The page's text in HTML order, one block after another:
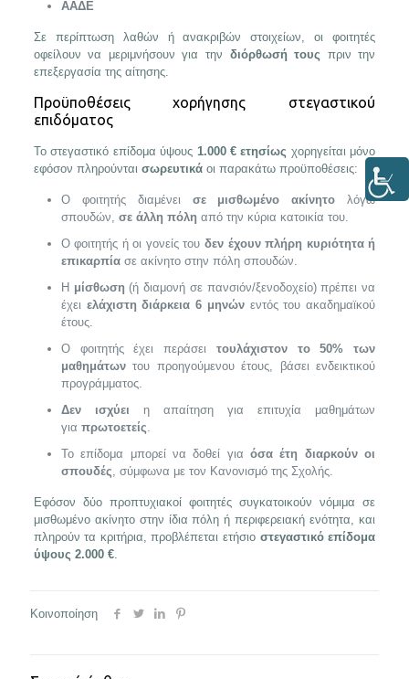
ΑΑΔΕ
Σε περίπτωση λαθών ή ανακριβών στοιχείων, οι φοιτητές
οφείλουν να μεριμνήσουν για την διόρθωσή τους πριν την
επεξεργασία της αίτησης.
Προϋποθέσεις χορήγησης στεγαστικού
επιδόματος
Το στεγαστικό επίδομα ύψους 1.000 € ετησίως χορηγείται μόνο
εφόσον πληρούνται σωρευτικάοι παρακάτω προϋποθέσεις:
Ο φοιτητής διαμένει σε μισθωμένο ακίνητο λόγω
σπουδών, σε άλλη πόλη από την κύρια κατοικία του.
Ο φοιτητής ή οι γονείς τουδεν έχουν πλήρη κυριότητα ή
επικαρπίασε ακίνητο στην πόλη σπουδών.
Η μίσθωση (ή διαμονή σε πανσιόν/ξενοδοχείο) πρέπει να
έχει ελάχιστη διάρκεια 6 μηνώνεντός του ακαδημαϊκού
έτους.
Ο φοιτητής έχει περάσει τουλάχιστον το 50% των
μαθημάτωντου προηγούμενου έτους, βάσει ενδεικτικού
προγράμματος.
Δεν ισχύει η απαίτηση για επιτυχία μαθημάτων
για πρωτοετείς.
Το επίδομα μπορεί να δοθεί γιαόσα έτη διαρκούν οι
σπουδές, σύμφωνα με τον Κανονισμό της Σχολής.
Εφόσον δύο προπτυχιακοί φοιτητές συγκατοικούν νόμιμα σε
μισθωμένο ακίνητο στην ίδια πόλη ή περιφερειακή ενότητα, και
πληρούν τα κριτήρια, προβλέπεται ετήσιο στεγαστικό επίδομα
ύψους 2.000 €.
Κοινοποίηση